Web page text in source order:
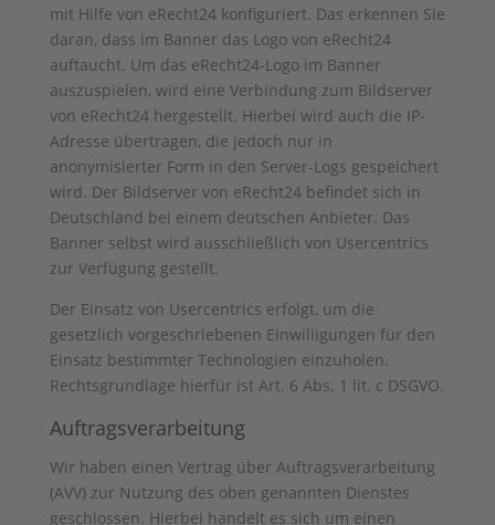
mit Hilfe von eRecht24 konfiguriert. Das erkennen Sie
daran, dass im Banner das Logo von eRecht24
auftaucht. Um das eRecht24-Logo im Banner
auszuspielen, wird eine Verbindung zum Bildserver
von eRecht24 hergestellt. Hierbei wird auch die IP-
Adresse übertragen, die jedoch nur in
anonymisierter Form in den Server-Logs gespeichert
wird. Der Bildserver von eRecht24 befindet sich in
Deutschland bei einem deutschen Anbieter. Das
Banner selbst wird ausschließlich von Usercentrics
zur Verfügung gestellt.
Der Einsatz von Usercentrics erfolgt, um die
gesetzlich vorgeschriebenen Einwilligungen für den
Einsatz bestimmter Technologien einzuholen.
Rechtsgrundlage hierfür ist Art. 6 Abs. 1 lit. c DSGVO.
Auftragsverarbeitung
Wir haben einen Vertrag über Auftragsverarbeitung
(AVV) zur Nutzung des oben genannten Dienstes
geschlossen. Hierbei handelt es sich um einen